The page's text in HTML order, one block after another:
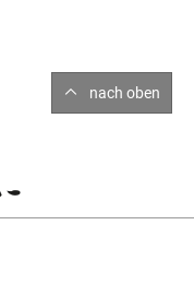
nach oben